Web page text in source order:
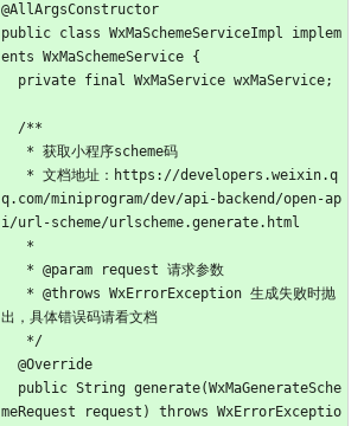
@AllArgsConstructor
public class WxMaSchemeServiceImpl implem
ents WxMaSchemeService {
  private final WxMaService wxMaService;
  /**
   * 获取小程序scheme码
q.com/miniprogram/dev/api-backend/open-ap
i/url-scheme/urlscheme.generate.html
   *
   * @param request 请求参数
出，具体错误码请看文档
   */
  @Override
meRequest request) throws WxErrorExceptio